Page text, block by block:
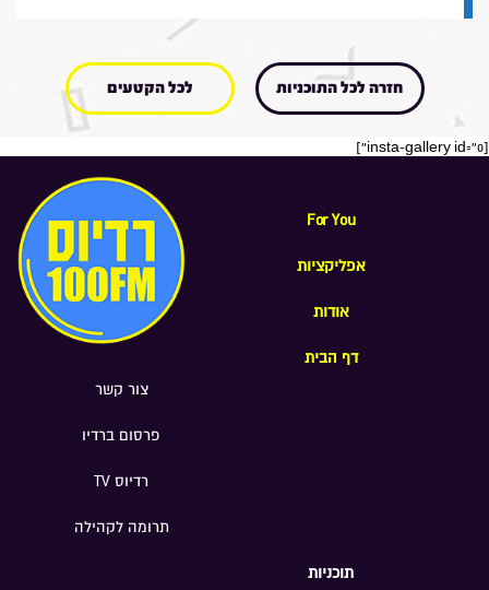
חזרה לכל התוכניות לכל הקטעים
[insta-gallery id="0"]
For You
אפליקציות
אודות
דף הבית
צור קשר
פרסום ברדיו
רדיוס TV
תרומה לקהילה
תוכניות